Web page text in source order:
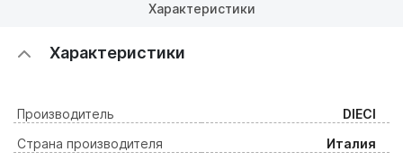
Характеристики
Характеристики
Производитель
DIECI
Страна производителя
Италия